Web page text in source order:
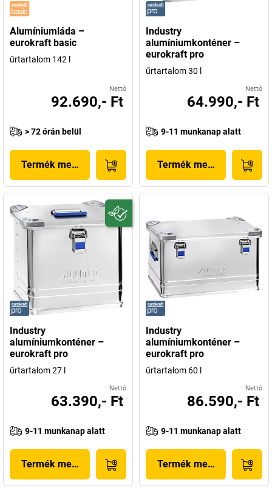
Alumíniumláda –
eurokraft basic
űrtartalom 142 l
Nettó
92.690,- Ft
> 72 órán belül
Termék megjelenítése
Industry
alumíniumkonténer –
eurokraft pro
űrtartalom 30 l
Nettó
64.990,- Ft
9-11 munkanap alatt
Termék megjelenítése
Industry
alumíniumkonténer –
eurokraft pro
űrtartalom 27 l
Nettó
63.390,- Ft
9-11 munkanap alatt
Termék megjelenítése
Industry
alumíniumkonténer –
eurokraft pro
űrtartalom 60 l
Nettó
86.590,- Ft
9-11 munkanap alatt
Termék megjelenítése